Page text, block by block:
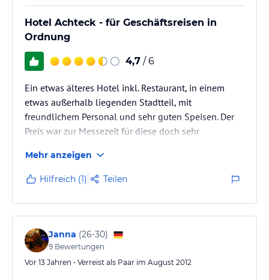
Hotel Achteck - für Geschäftsreisen in
Ordnung
4,7 / 6
Ein etwas älteres Hotel inkl. Restaurant, in einem
etwas außerhalb liegenden Stadtteil, mit
freundlichem Personal und sehr guten Speisen. Der
Preis war zur Messezeit für diese doch sehr
Mehr anzeigen
Hilfreich (1) Teilen
Janna (26-30)
9 Bewertungen
Vor 13 Jahren • Verreist als Paar im August 2012